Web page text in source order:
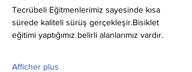
Tecrübeli Eğitmenlerimiz sayesinde kısa
sürede kaliteli sürüş gerçekleşir.Bisiklet
eğitimi yaptığımız belirli alanlarımız vardır.
Afficher plus